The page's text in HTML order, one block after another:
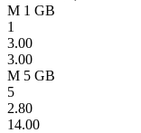
M 1 GB
1
3.00
3.00
M 5 GB
5
2.80
14.00